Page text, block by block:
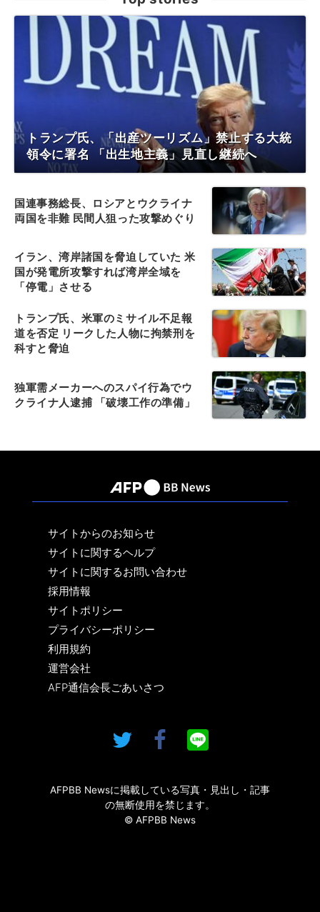
トランプ氏、「出産ツーリズム」禁止する大統
領令に署名 「出生地主義」見直し継続へ
国連事務総長、ロシアとウクライナ
両国を非難 民間人狙った攻撃めぐり
イラン、湾岸諸国を脅迫していた 米
国が発電所攻撃すれば湾岸全域を
「停電」させる
トランプ氏、米軍のミサイル不足報
道を否定 リークした人物に拘禁刑を
科すと脅迫
独軍需メーカーへのスパイ行為でウ
クライナ人逮捕 「破壊工作の準備」
サイトからのお知らせ
サイトに関するヘルプ
サイトに関するお問い合わせ
採用情報
サイトポリシー
プライバシーポリシー
利用規約
運営会社
AFP通信会長ごあいさつ
AFPBB Newsに掲載している写真・見出し・記事
の無断使用を禁じます。
© AFPBB News